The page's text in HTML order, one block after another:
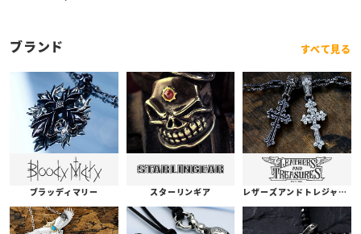
ブランド すべて見る
ブラッディマリー スターリンギア レザーズアンドトレジャーズ